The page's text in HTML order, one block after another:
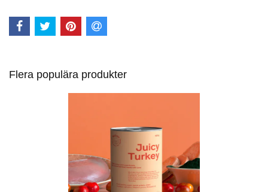
Flera populära produkter